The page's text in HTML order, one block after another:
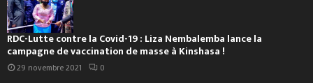
RDC-Lutte contre la Covid-19 : Liza Nembalemba lance la
campagne de vaccination de masse à Kinshasa !
29 novembre 2021 0